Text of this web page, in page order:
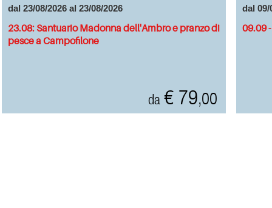
dal 23/08/2026 al 23/08/2026
23.08: Santuario Madonna dell'Ambro e pranzo di
pesce a Campofilone
da € 79,00
dal 09/
09.09